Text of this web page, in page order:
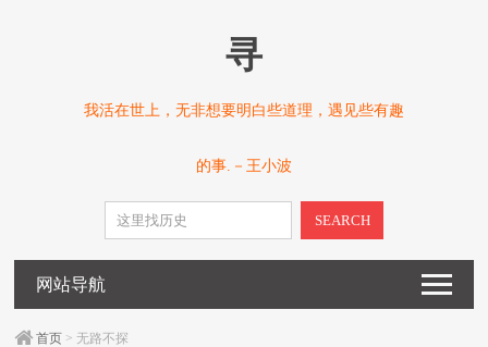
寻
我活在世上，无非想要明白些道理，遇见些有趣
的事.－王小波
SEARCH
网站导航
首页 > 无路不探